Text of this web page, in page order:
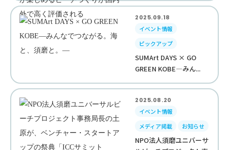
2025.09.18
イベント情報
ピックアップ
SUMArt DAYS × GO
GREEN KOBE—みん...
2025.08.20
イベント情報
メディア掲載
お知らせ
NPO法人須磨ユニバーサ